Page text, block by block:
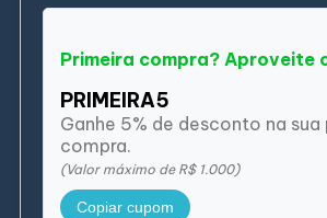
Primeira compra? Aproveite
PRIMEIRA5
Ganhe 5% de desconto na sua
compra.
(Valor máximo de R$ 1.000)
Copiar cupom